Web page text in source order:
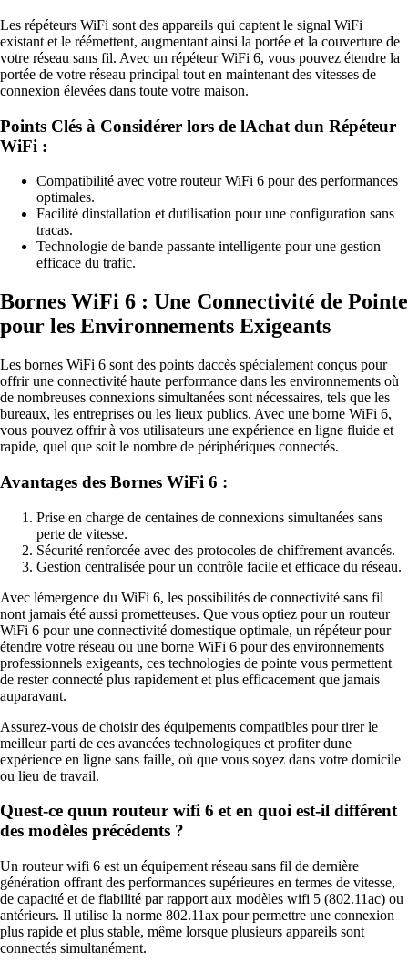
Les répéteurs WiFi sont des appareils qui captent le signal WiFi
existant et le réémettent, augmentant ainsi la portée et la couverture de
votre réseau sans fil. Avec un répéteur WiFi 6, vous pouvez étendre la
portée de votre réseau principal tout en maintenant des vitesses de
connexion élevées dans toute votre maison.
Points Clés à Considérer lors de lAchat dun Répéteur
WiFi :
Compatibilité avec votre routeur WiFi 6 pour des performances
optimales.
Facilité dinstallation et dutilisation pour une configuration sans
tracas.
Technologie de bande passante intelligente pour une gestion
efficace du trafic.
Bornes WiFi 6 : Une Connectivité de Pointe
pour les Environnements Exigeants
Les bornes WiFi 6 sont des points daccès spécialement conçus pour
offrir une connectivité haute performance dans les environnements où
de nombreuses connexions simultanées sont nécessaires, tels que les
bureaux, les entreprises ou les lieux publics. Avec une borne WiFi 6,
vous pouvez offrir à vos utilisateurs une expérience en ligne fluide et
rapide, quel que soit le nombre de périphériques connectés.
Avantages des Bornes WiFi 6 :
Prise en charge de centaines de connexions simultanées sans
perte de vitesse.
Sécurité renforcée avec des protocoles de chiffrement avancés.
Gestion centralisée pour un contrôle facile et efficace du réseau.
Avec lémergence du WiFi 6, les possibilités de connectivité sans fil
nont jamais été aussi prometteuses. Que vous optiez pour un routeur
WiFi 6 pour une connectivité domestique optimale, un répéteur pour
étendre votre réseau ou une borne WiFi 6 pour des environnements
professionnels exigeants, ces technologies de pointe vous permettent
de rester connecté plus rapidement et plus efficacement que jamais
auparavant.
Assurez-vous de choisir des équipements compatibles pour tirer le
meilleur parti de ces avancées technologiques et profiter dune
expérience en ligne sans faille, où que vous soyez dans votre domicile
ou lieu de travail.
Quest-ce quun routeur wifi 6 et en quoi est-il différent
des modèles précédents ?
Un routeur wifi 6 est un équipement réseau sans fil de dernière
génération offrant des performances supérieures en termes de vitesse,
de capacité et de fiabilité par rapport aux modèles wifi 5 (802.11ac) ou
antérieurs. Il utilise la norme 802.11ax pour permettre une connexion
plus rapide et plus stable, même lorsque plusieurs appareils sont
connectés simultanément.